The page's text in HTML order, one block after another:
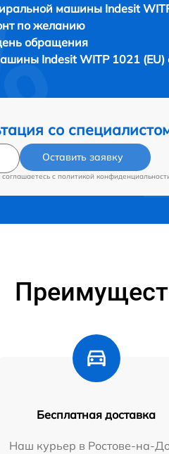
машины Indesit
по желанию
обращения
Indesit WITP 1021 (EU)
со
Оставить заявку
c политикой
Бесплатная доставка
Наш курьер в Ростове-на-